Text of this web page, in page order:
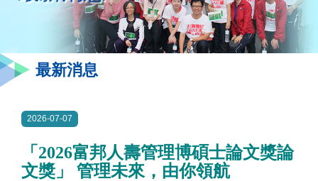
最新消息
2026-07-07
「2026富邦人壽管理博碩士論文獎論
文獎」 管理未來，由你領航